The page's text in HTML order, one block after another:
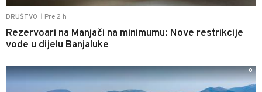
DRUŠTVO Pre 2 h
Rezervoari na Manjači na minimumu: Nove restrikcije
vode u dijelu Banjaluke
0